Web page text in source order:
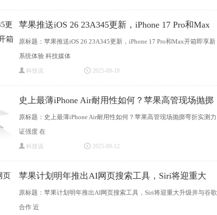
苹果推送iOS 26 23A345更新，iPhone 17 Pro和Max
开箱即享
原标题：苹果推送iOS 26 23A345更新，iPhone 17 Pro和Max开箱即享新
系统体验 科技媒体
科技说 2025-09-19
史上最薄iPhone Air耐用性如何？苹果高管现场抛掷
原标题：史上最薄iPhone Air耐用性如何？苹果高管现场抛掷弯折实测力
证强度 在
科技说 2025-09-12
苹果计划明年推出AI网页搜索工具，Siri将迎重大
原标题：苹果计划明年推出AI网页搜索工具，Siri将迎重大升级并与谷歌
合作 近